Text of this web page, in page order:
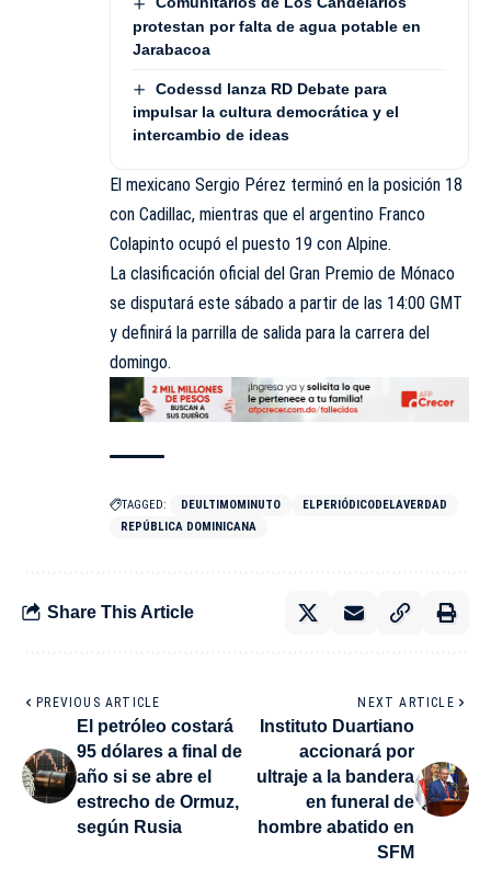
protestan por falta de agua potable en
Jarabacoa
Codessd lanza RD Debate para
impulsar la cultura democrática y el
intercambio de ideas
El mexicano Sergio Pérez terminó en la posición 18
con Cadillac, mientras que el argentino Franco
Colapinto ocupó el puesto 19 con Alpine.
La clasificación oficial del Gran Premio de Mónaco
se disputará este sábado a partir de las 14:00 GMT
y definirá la parrilla de salida para la carrera del
domingo.
TAGGED: DEULTIMOMINUTO
ELPERIÓDICODELAVERDAD
REPÚBLICA DOMINICANA
Share This Article
PREVIOUS ARTICLE
El petróleo costará
95 dólares a final de
año si se abre el
estrecho de Ormuz,
según Rusia
NEXT ARTICLE
Instituto Duartiano
accionará por
ultraje a la bandera
en funeral de
hombre abatido en
SFM